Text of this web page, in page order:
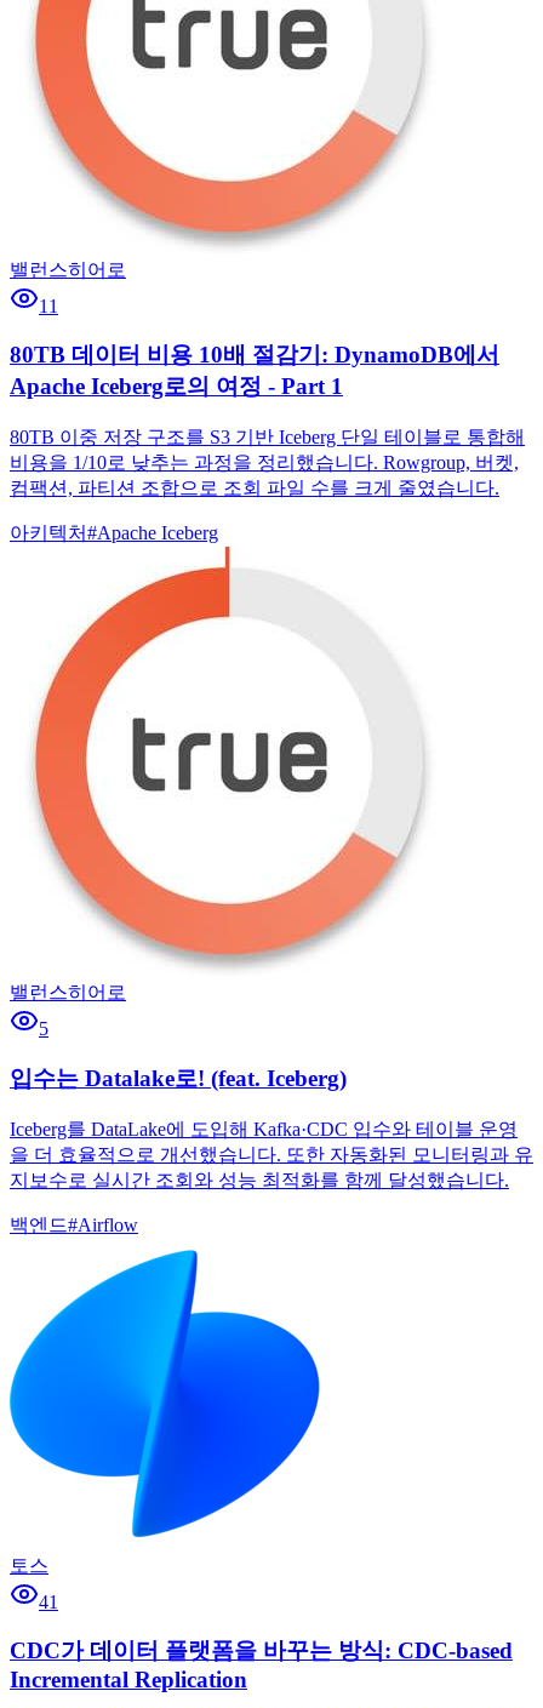
밸런스히어로
11
80TB 데이터 비용 10배 절감기: DynamoDB에서
Apache Iceberg로의 여정 - Part 1
80TB 이중 저장 구조를 S3 기반 Iceberg 단일 테이블로 통합해
비용을 1/10로 낮추는 과정을 정리했습니다. Rowgroup, 버켓,
컴팩션, 파티션 조합으로 조회 파일 수를 크게 줄였습니다.
아키텍처#Apache Iceberg
밸런스히어로
5
입수는 Datalake로! (feat. Iceberg)
Iceberg를 DataLake에 도입해 Kafka·CDC 입수와 테이블 운영
을 더 효율적으로 개선했습니다. 또한 자동화된 모니터링과 유
지보수로 실시간 조회와 성능 최적화를 함께 달성했습니다.
백엔드#Airflow
토스
41
CDC가 데이터 플랫폼을 바꾸는 방식: CDC-based
Incremental Replication